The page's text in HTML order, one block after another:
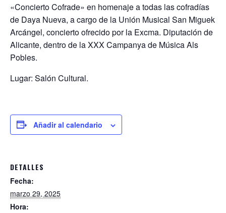
«Concierto Cofrade» en homenaje a todas las cofradías
de Daya Nueva, a cargo de la Unión Musical San Miguek
Arcángel, concierto ofrecido por la Excma. Diputación de
Alicante, dentro de la XXX Campanya de Música Als
Pobles.
Lugar: Salón Cultural.
Añadir al calendario
DETALLES
Fecha:
marzo 29, 2025
Hora: